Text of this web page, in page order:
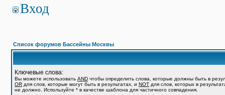
Вход
Список форумов Бассейны Москвы
Ключевые слова:
Вы можете использовать AND чтобы определить слова, которые должны быть в
OR для слов, которые могут быть в результатах, и NOT для слов, которых в
не должно. Используйте * в качестве шаблона для частичного совпадения.